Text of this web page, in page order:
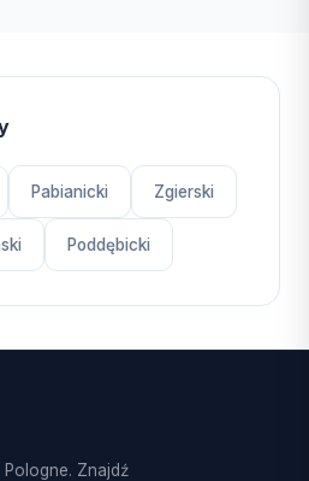
Pabianicki Zgierski
Poddębicki
Znajdź